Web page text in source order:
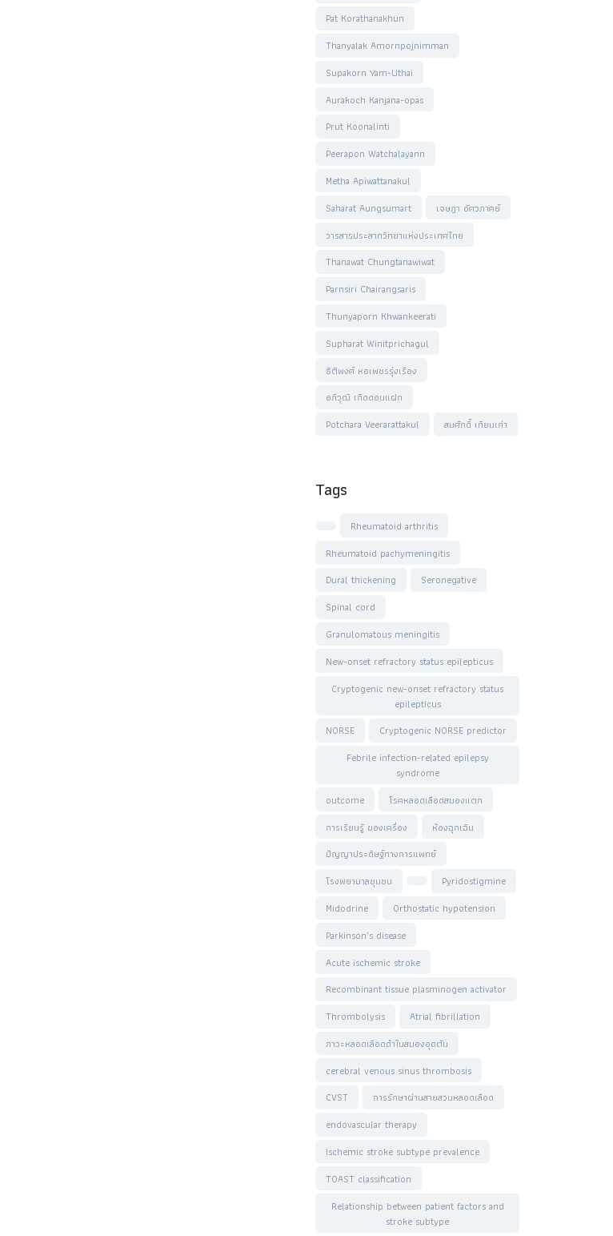
Pat Korathanakhun
Thanyalak Amornpojnimman
Supakorn Yam-Uthai
Aurakoch Kanjana-opas
Prut Koonalinti
Peerapon Watchalayann
Metha Apiwattanakul
Saharat Aungsumart
เจษฎา อัศวภาคย์
วารสารประสาทวิทยาแห่งประเทศไทย
Thanawat Chungtanawiwat
Parnsiri Chairangsaris
Thunyaporn Khwankeerati
Supharat Winitprichagul
ธิติพงศ์ หอเพชรรุ่งเรือง
อภิวุฒิ เกิดดอนแฝก
Potchara Veerarattakul
สมศักดิ์ เทียมเก่า
Tags
Rheumatoid arthritis
Rheumatoid pachymeningitis
Dural thickening
Seronegative
Spinal cord
Granulomatous meningitis
New-onset refractory status epilepticus
Cryptogenic new-onset refractory status
epilepticus
NORSE
Cryptogenic NORSE predictor
Febrile infection-related epilepsy
syndrome
outcome
โรคหลอดเลือดสมองแตก
การเรียนรู้ ของเครื่อง
ห้องฉุกเฉิน
ปัญญาประดิษฐ์ทางการแพทย์
โรงพยาบาลชุมชน
Pyridostigmine
Midodrine
Orthostatic hypotension
Parkinson’s disease
Acute ischemic stroke
Recombinant tissue plasminogen activator
Thrombolysis
Atrial fibrillation
ภาวะหลอดเลือดดำในสมองอุดตัน
cerebral venous sinus thrombosis
CVST
การรักษาผ่านสายสวนหลอดเลือด
endovascular therapy
Ischemic stroke subtype prevalence
TOAST classification
Relationship between patient factors and
stroke subtype